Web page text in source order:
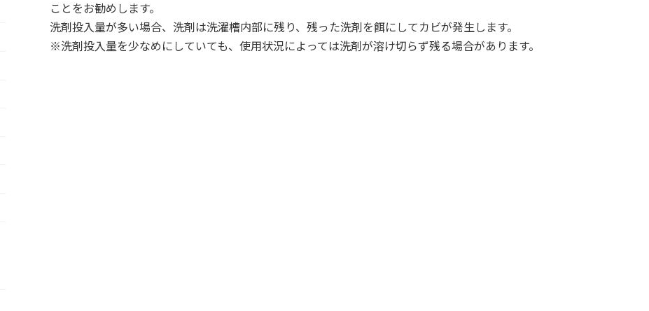
ことをお勧めします。
洗剤投入量が多い場合、洗剤は洗濯槽内部に残り、残った洗剤を餌にしてカビが発生します。
※洗剤投入量を少なめにしていても、使用状況によっては洗剤が溶け切らず残る場合があります。